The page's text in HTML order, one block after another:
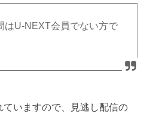
はU-NEXT会員でない方で
いますので、見逃し配信の